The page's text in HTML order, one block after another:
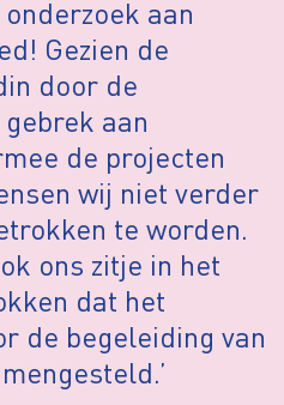
aan
Gezien de
door de
aan
de projecten
wij niet verder
te worden.
ons zitje in het
dat het
de begeleiding van